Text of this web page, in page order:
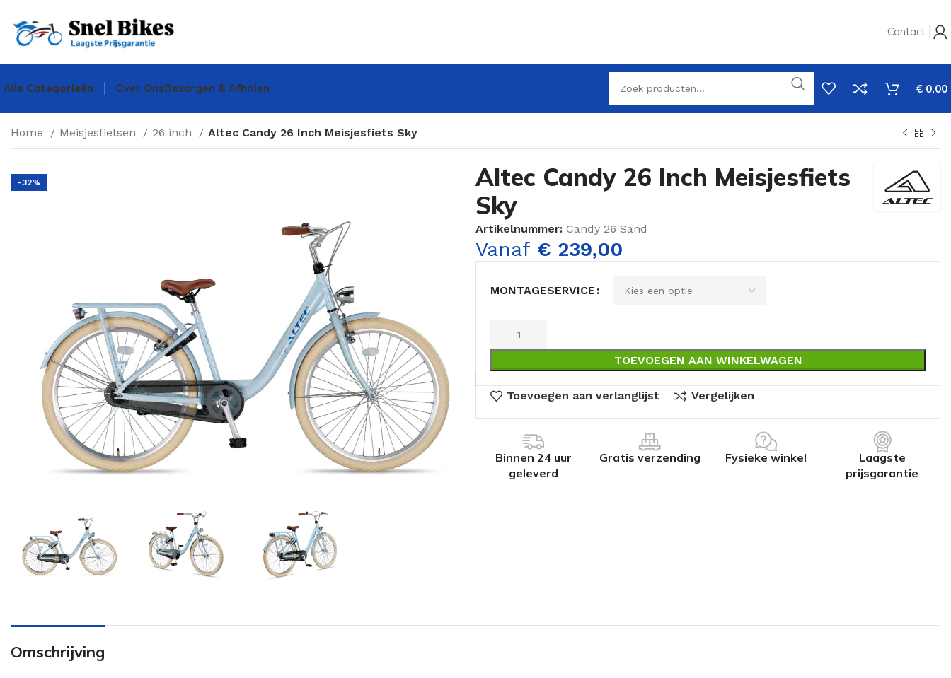
Contact
Alle Categorieën Over OnsBezorgen & Afhalen € 0,00
Home Meisjesfietsen 26 inch Altec Candy 26 Inch Meisjesfiets Sky
-32%
Altec Candy 26 Inch Meisjesfiets
Sky
Artikelnummer: Candy 26 Sand
Vanaf € 239,00
MONTAGESERVICE
TOEVOEGEN AAN WINKELWAGEN
Toevoegen aan verlanglijst Vergelijken
Binnen 24 uur
geleverd
Gratis verzending Fysieke winkel
Laagste
prijsgarantie
Omschrijving